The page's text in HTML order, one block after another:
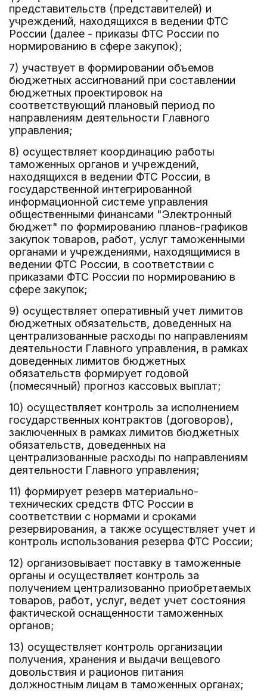
представительств (представителей) и
учреждений, находящихся в ведении ФТС
России (далее - приказы ФТС России по
нормированию в сфере закупок);
7) участвует в формировании объемов
бюджетных ассигнований при составлении
бюджетных проектировок на
соответствующий плановый период по
направлениям деятельности Главного
управления;
8) осуществляет координацию работы
таможенных органов и учреждений,
находящихся в ведении ФТС России, в
государственной интегрированной
информационной системе управления
общественными финансами "Электронный
бюджет" по формированию планов-графиков
закупок товаров, работ, услуг таможенными
органами и учреждениями, находящимися в
ведении ФТС России, в соответствии с
приказами ФТС России по нормированию в
сфере закупок;
9) осуществляет оперативный учет лимитов
бюджетных обязательств, доведенных на
централизованные расходы по направлениям
деятельности Главного управления, в рамках
доведенных лимитов бюджетных
обязательств формирует годовой
(помесячный) прогноз кассовых выплат;
10) осуществляет контроль за исполнением
государственных контрактов (договоров),
заключенных в рамках лимитов бюджетных
обязательств, доведенных на
централизованные расходы по направлениям
деятельности Главного управления;
11) формирует резерв материально-
технических средств ФТС России в
соответствии с нормами и сроками
резервирования, а также осуществляет учет и
контроль использования резерва ФТС России;
12) организовывает поставку в таможенные
органы и осуществляет контроль за
получением централизованно приобретаемых
товаров, работ, услуг, ведет учет состояния
фактической оснащенности таможенных
органов;
13) осуществляет контроль организации
получения, хранения и выдачи вещевого
довольствия и рационов питания
должностным лицам в таможенных органах;